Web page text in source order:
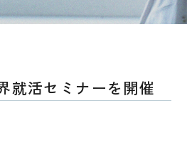
就活セミナーを開催